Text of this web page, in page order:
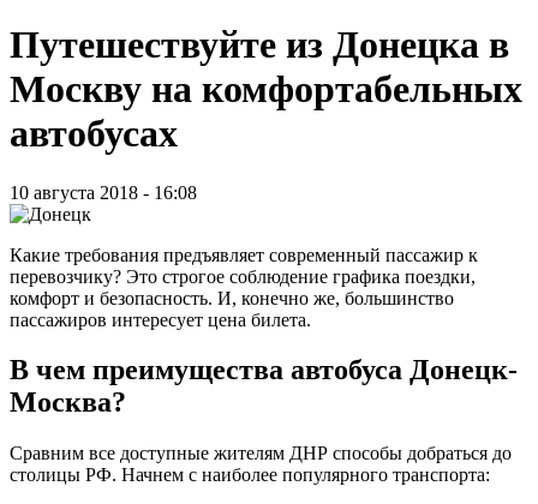
Путешествуйте из Донецка в
Москву на комфортабельных
автобусах
10 августа 2018 - 16:08
Какие требования предъявляет современный пассажир к
перевозчику? Это строгое соблюдение графика поездки,
комфорт и безопасность. И, конечно же, большинство
пассажиров интересует цена билета.
В чем преимущества автобуса Донецк-
Москва?
Сравним все доступные жителям ДНР способы добраться до
столицы РФ. Начнем с наиболее популярного транспорта: